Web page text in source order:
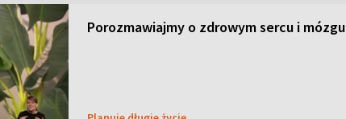
Porozmawiajmy o zdrowym sercu i mózgu